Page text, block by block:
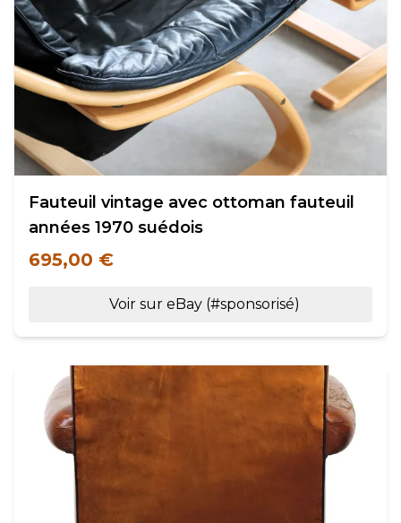
Fauteuil vintage avec ottoman fauteuil
années 1970 suédois
695,00 €
Voir sur eBay (#sponsorisé)